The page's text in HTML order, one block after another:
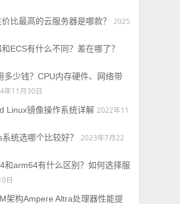
比最高的云服务器是哪款？
2025
ECS有什么不同？差在哪了？
多少钱？CPU内存硬件、网络带
年11月30日
Linux镜像操作系统详解 2022年11
统选哪个比较好？
2023年7月22
和arm64有什么区别？如何选择服
日
架构Ampere Altra处理器性能提